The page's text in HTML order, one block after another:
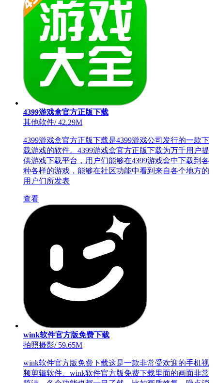
4399游戏盒官方正版下载
其他软件/42.29M
4399游戏盒官方正版下载是4399游戏公司发行的一款下
载游戏的软件。4399游戏盒官方正版下载为万千用户提
供游戏下载平台，用户们能够在4399游戏盒中下载到各
种各样的游戏，能够在社区功能中看到来自各个地方的
用户们所发表
查看
wink软件官方版免费下载
拍照摄影/59.65M
wink软件官方版免费下载这是一款非常受欢迎的手机视
频剪辑软件。wink软件官方版免费下载里面的画面非常